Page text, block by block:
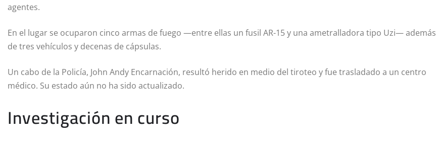
agentes.
En el lugar se ocuparon cinco armas de fuego —entre ellas un fusil AR-15 y una ametralladora tipo Uzi— además
de tres vehículos y decenas de cápsulas.
Un cabo de la Policía, John Andy Encarnación, resultó herido en medio del tiroteo y fue trasladado a un centro
médico. Su estado aún no ha sido actualizado.
Investigación en curso